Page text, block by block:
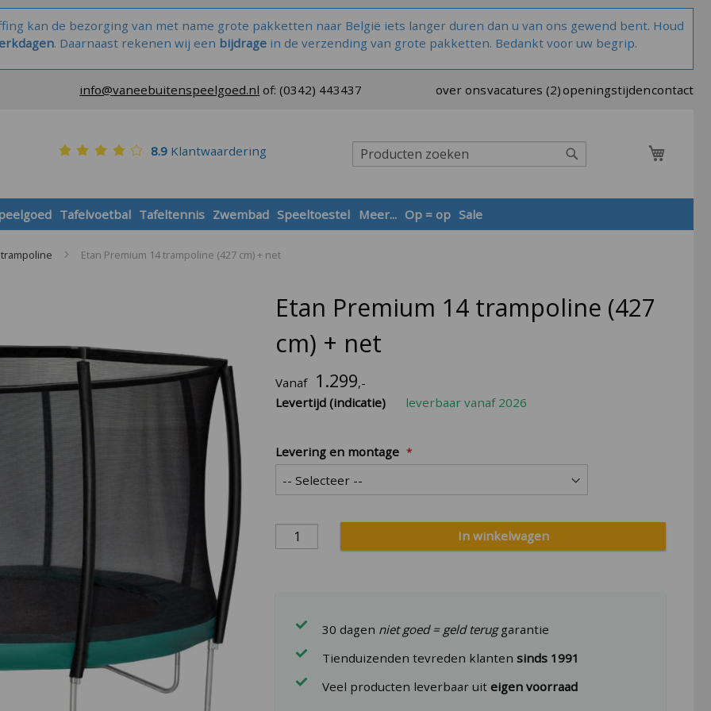
kan de bezorging van met name grote pakketten naar België iets langer duren dan u van ons gewend bent. Houd
. Daarnaast rekenen wij een bijdragein de verzending van grote pakketten. Bedankt voor uw begrip.
info@vaneebuitenspeelgoed.nl of:(0342) 443437 over onsvacatures (2)openingstijdencontact
8.9Klantwaardering
Zoek
Tafelvoetbal Tafeltennis Zwembad Speeltoestel Meer... Op = op Sale
Etan Premium 14 trampoline (427 cm) + net
Etan Premium 14 trampoline (427
cm) + net
Vanaf 1.299,-
Levertijd (indicatie)
leverbaar vanaf 2026
Levering en montage
In winkelwagen
30 dagen niet goed = geld teruggarantie
Tienduizenden tevreden klantensinds 1991
Veel producten leverbaar uiteigen voorraad